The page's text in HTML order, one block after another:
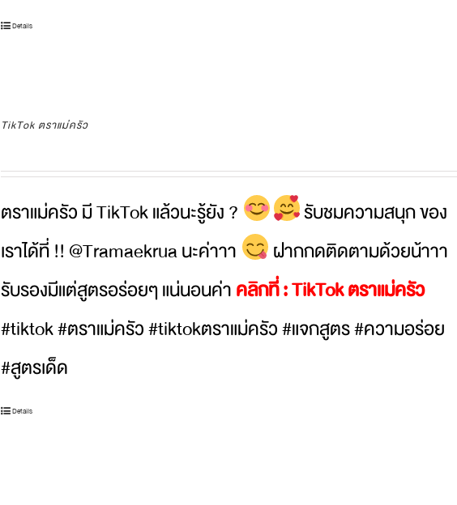
Details
TikTok ตราแม่ครัว
ตราแม่ครัว มี TikTok แล้วนะรู้ยัง ?
รับชมความสนุก ของ
เราได้ที่ !! @Tramaekrua นะค่าาา
ฝากกดติดตามด้วยน้าาา
รับรองมีแต่สูตรอร่อยๆ แน่นอนค่าคลิกที่ :TikTok ตราแม่ครัว
#tiktok #ตราแม่ครัว #tiktokตราแม่ครัว #แจกสูตร #ความอร่อย
#สูตรเด็ด
Details